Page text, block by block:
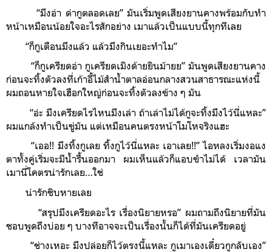
“มึงอ่า ด่ากูตลอดเลย” มันเริ่มพูดเสียงยานคางพร้อมกับทำ
หน้าเหมือนน้อยใจอะไรสักอย่าง เมาแล้วเป็นแบบนี้ทุกทีเลย
“ก็กูเตือนมึงแล้ว แล้วมึงกินเยอะทำไม”
“ก็กูเครียดอ่า กูเครียดเมิงด้ายยินม้ายย” มันพูดเสียงยานคาง
ก่อนจะทิ้งตัวลงที่เก้าอี้ไม้สำน้ำตาลอ่อนกลางสวนสาธารณะแห่งนี้
ผมถอนหายใจเฮือกใหญ่ก่อนจะทิ้งตัวลงข้าง ๆ มัน
“อ่ะ มึงเครียดไรไหนมึงเล่า ถ้าเล่าไม่ได้กูจะทิ้งมึงไว้นี่แหละ”
ผมแกล้งทำเป็นขู่มัน แต่เหมือนคนตรงหน้าโมโหจริงแฮะ
“เออ!! มึงทิ้งกูเลย ทิ้งกูไว้นี่แหละ เอาเลย!!” ไอหลงเริ่มงอแง
ตาทั้งคู่เริ่มจะมีน้ำรื้นออกมา ผมเห็นแล้วก็แอบขำไม่ได้ เวลามัน
เมานี่โคตรน่ารักเลย…ใช่
น่ารักชิบหายเลย
“สรุปมึงเครียดอะไร เรื่องนิยายหรอ” ผมถามถึงนิยายที่มัน
ชอบพูดถึงบ่อย ๆ บางทีอาจจะเป็นเรื่องนั้นก็ได้ที่มันเครียดอยู่
“ช่างเหอะ มึงปล่อยก็ไว้ตรงนี้แหละ กูเมาเองเดี๋ยวกูกลับเอง”